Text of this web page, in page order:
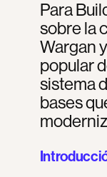
Para
sobre la
Wargan
popular
sistema
bases